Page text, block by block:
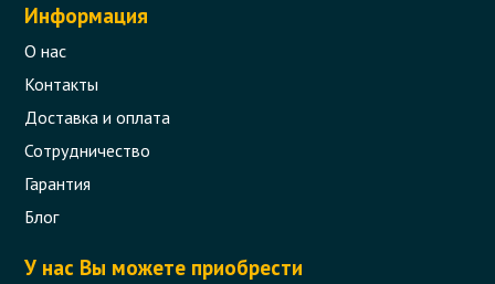
Код товара - 05133
Есть в наличии
Информация
О нас
Контакты
Доставка и оплата
Сотрудничество
Гарантия
Блог
У нас Вы можете приобрести